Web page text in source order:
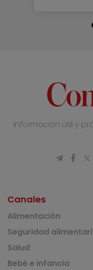
Información útil y
Canales
Alimentación
Seguridad
Salud
Bebé e infancia